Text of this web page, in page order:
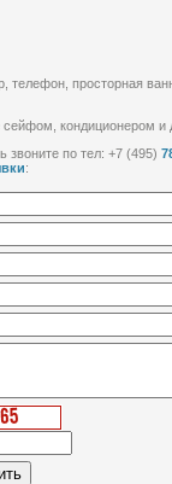
телефон, просторная
кондиционером
звоните по тел: +7 (495)
: